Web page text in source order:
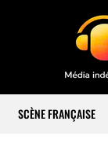
SCÈNE FRANÇAISE